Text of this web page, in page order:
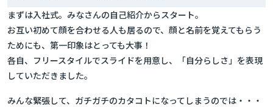
まずは入社式。みなさんの自己紹介からスタート。
お互い初めて顔を合わせる人も居るので、顔と名前を覚えてもらう
ためにも、第一印象はとっても大事！
各自、フリースタイルでスライドを用意し、「自分らしさ」を表現
していただきました。
みんな緊張して、ガチガチのカタコトになってしまうのでは・・・